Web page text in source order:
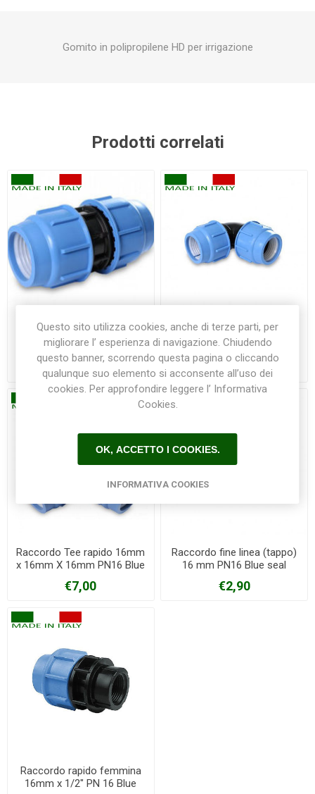
Gomito in polipropilene HD per irrigazione
Prodotti correlati
Raccordo dritto rapido 16
mm PN16 Blue seal
Raccordo gomito rapido 16
mm PN 16 Blue seal
€4,30
Raccordo Tee rapido 16mm
x 16mm X 16mm PN16 Blue
€7,00
Raccordo fine linea (tappo)
16 mm PN16 Blue seal
€2,90
Raccordo rapido femmina
16mm x 1/2" PN 16 Blue
Questo sito utilizza cookies, anche di terze parti, per
migliorare l’ esperienza di navigazione. Chiudendo
questo banner, scorrendo questa pagina o cliccando
qualunque suo elemento si acconsente all’uso dei
cookies. Per approfondire leggere l’ Informativa
Cookies.
OK, ACCETTO I COOKIES.
INFORMATIVA COOKIES